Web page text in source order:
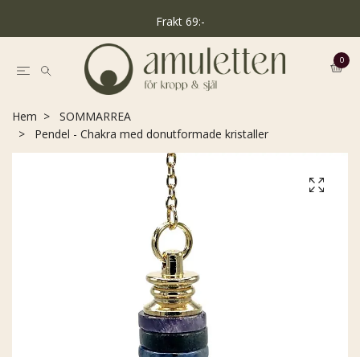
Frakt 69:-
0
Hem
SOMMARREA
Pendel - Chakra med donutformade kristaller